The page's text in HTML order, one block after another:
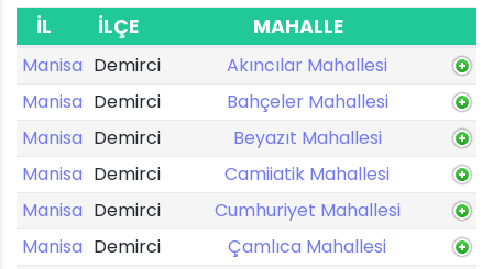
İL İLÇE MAHALLE
Manisa Demirci
Akıncılar Mahallesi
Manisa Demirci
Bahçeler Mahallesi
Manisa Demirci
Beyazıt Mahallesi
Manisa Demirci
Camiiatik Mahallesi
Manisa Demirci
Cumhuriyet Mahallesi
Manisa Demirci
Çamlıca Mahallesi